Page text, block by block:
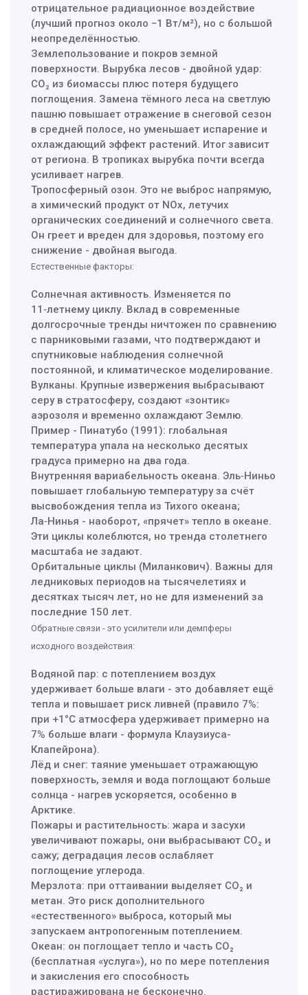
отрицательное радиационное воздействие
(лучший прогноз около −1 Вт/м²), но с большой
неопределённостью.
Землепользование и покров земной
поверхности. Вырубка лесов - двойной удар:
CO₂ из биомассы плюс потеря будущего
поглощения. Замена тёмного леса на светлую
пашню повышает отражение в снеговой сезон
в средней полосе, но уменьшает испарение и
охлаждающий эффект растений. Итог зависит
от региона. В тропиках вырубка почти всегда
усиливает нагрев.
Тропосферный озон. Это не выброс напрямую,
а химический продукт от NOx, летучих
органических соединений и солнечного света.
Он греет и вреден для здоровья, поэтому его
снижение - двойная выгода.
Естественные факторы:
Солнечная активность. Изменяется по
11‑летнему циклу. Вклад в современные
долгосрочные тренды ничтожен по сравнению
с парниковыми газами, что подтверждают и
спутниковые наблюдения солнечной
постоянной, и климатическое моделирование.
Вулканы. Крупные извержения выбрасывают
серу в стратосферу, создают «зонтик»
аэрозоля и временно охлаждают Землю.
Пример - Пинатубо (1991): глобальная
температура упала на несколько десятых
градуса примерно на два года.
Внутренняя вариабельность океана. Эль‑Ниньо
повышает глобальную температуру за счёт
высвобождения тепла из Тихого океана;
Ла‑Нинья - наоборот, «прячет» тепло в океане.
Эти циклы колеблются, но тренда столетнего
масштаба не задают.
Орбитальные циклы (Миланкович). Важны для
ледниковых периодов на тысячелетиях и
десятках тысяч лет, но не для изменений за
последние 150 лет.
Обратные связи - это усилители или демпферы
исходного воздействия:
Водяной пар: с потеплением воздух
удерживает больше влаги - это добавляет ещё
тепла и повышает риск ливней (правило 7%:
при +1°C атмосфера удерживает примерно на
7% больше влаги - формула Клаузиуса-
Клапейрона).
Лёд и снег: таяние уменьшает отражающую
поверхность, земля и вода поглощают больше
солнца - нагрев ускоряется, особенно в
Арктике.
Пожары и растительность: жара и засухи
увеличивают пожары, они выбрасывают CO₂ и
сажу; деградация лесов ослабляет
поглощение углерода.
Мерзлота: при оттаивании выделяет CO₂ и
метан. Это риск дополнительного
«естественного» выброса, который мы
запускаем антропогенным потеплением.
Океан: он поглощает тепло и часть CO₂
(бесплатная «услуга»), но по мере потепления
и закисления его способность
растиражирована не бесконечно.